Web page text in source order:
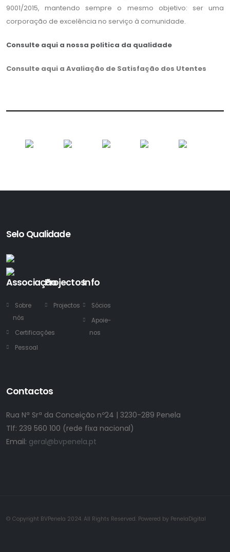
9001/2015, mantendo sempre o mesmo objetivo: ser uma
corporação de excelência no serviço à comunidade.
Consulte aqui a nossa politica da qualidade
Consulte aqui a Avaliação de Satisfação dos Utentes
Selo Qualidade
Associação
Sobre
nós
Certificações
Pessoal
Projectos
Projectos
Info
Sócios
Apoie-
nos
Contactos
Rua Nª Srª da Conceição nº24 | 3230-289 Penela
Tlf: 239 560 100 (rede fixa nacional)
Email: geral@bvpenela.pt
© Copyright BVPenela 2024. All Rights Reserved. Powered by PenelaDigital